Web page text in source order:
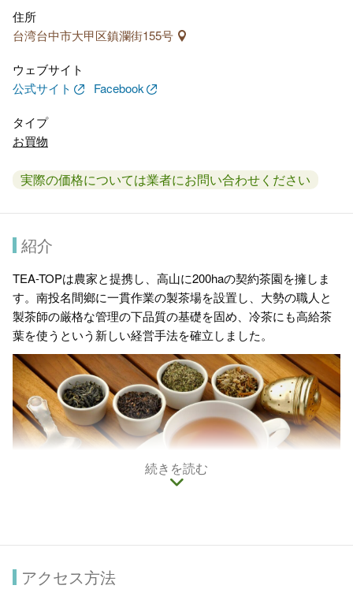
住所
台湾台中市大甲区鎮瀾街155号
ウェブサイト
公式サイト
Facebook
タイプ
お買物
実際の価格については業者にお問い合わせください
紹介
TEA-TOPは農家と提携し、高山に200haの契約茶園を擁しま
す。南投名間鄉に一貫作業の製茶場を設置し、大勢の職人と
製茶師の厳格な管理の下品質の基礎を固め、冷茶にも高給茶
葉を使うという新しい経営手法を確立しました。
続きを読む
アクセス方法